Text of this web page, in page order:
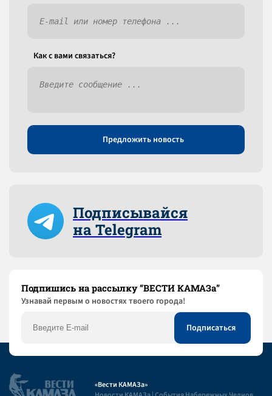
Как c вами связаться?
Предложить новость
Подписывайся
на Telegram
Подпишись на рассылку “ВЕСТИ КАМАЗа”
Узнaвай первым о новостях твоего города!
«Вести КАМАЗа»